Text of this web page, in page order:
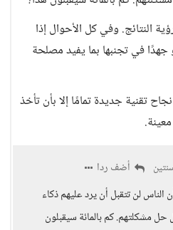
النتائج. وفي كل الأحوال إذا
في تجنبها بما يفيد مصلحة
تقنية جديدة تمامًا إلا بأن تأخذ
أضف ردا
لن تتقبل أن يرد عليهم ذكاء
مشكلتهم. كم بالمائة سيقبلون